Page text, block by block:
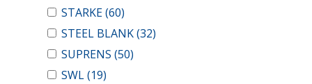
STARKE(60)
STEEL BLANK(32)
SUPRENS (50)
SWL(19)